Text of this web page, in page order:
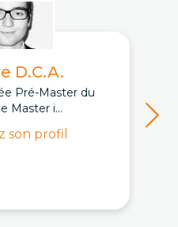
D.C.A.
Pré-Master du
Master i...
son profil